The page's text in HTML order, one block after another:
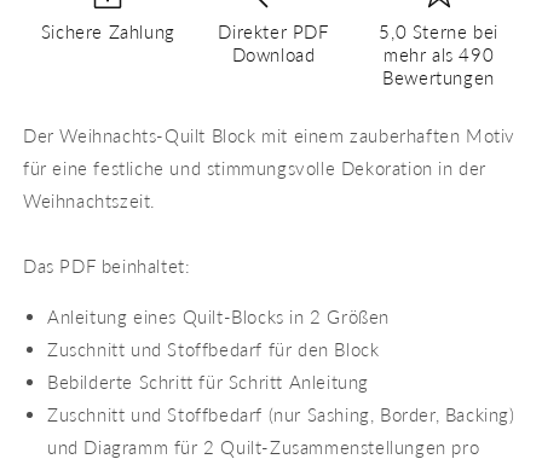
Quilt
Block
Block
Anleitung
Sichere Zahlung
Direkter PDF
Download
5,0 Sterne bei
mehr als 490
Bewertungen
Der Weihnachts-Quilt Block mit einem zauberhaften Motiv
für eine festliche und stimmungsvolle Dekoration in der
Weihnachtszeit.
Das PDF beinhaltet:
Anleitung eines Quilt-Blocks in 2 Größen
Zuschnitt und Stoffbedarf für den Block
Bebilderte Schritt für Schritt Anleitung
Zuschnitt und Stoffbedarf (nur Sashing, Border, Backing)
und Diagramm für 2 Quilt-Zusammenstellungen pro